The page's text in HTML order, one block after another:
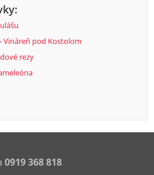
Vináreň pod Kostolom
rezy
0919 368 818